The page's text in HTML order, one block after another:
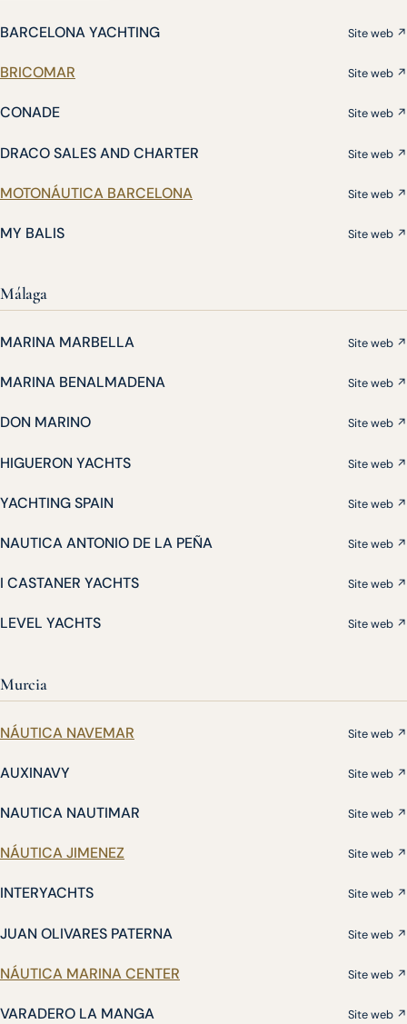
BARCELONA YACHTING Site web ↗
BRICOMAR Site web ↗
CONADE Site web ↗
DRACO SALES AND CHARTER Site web ↗
MOTONÁUTICA BARCELONA Site web ↗
MY BALIS Site web ↗
Málaga
MARINA MARBELLA Site web ↗
MARINA BENALMADENA Site web ↗
DON MARINO Site web ↗
HIGUERON YACHTS Site web ↗
YACHTING SPAIN Site web ↗
NAUTICA ANTONIO DE LA PEÑA Site web ↗
I CASTANER YACHTS Site web ↗
LEVEL YACHTS Site web ↗
Murcia
NÁUTICA NAVEMAR Site web ↗
AUXINAVY Site web ↗
NAUTICA NAUTIMAR Site web ↗
NÁUTICA JIMENEZ Site web ↗
INTERYACHTS Site web ↗
JUAN OLIVARES PATERNA Site web ↗
NÁUTICA MARINA CENTER Site web ↗
VARADERO LA MANGA Site web ↗